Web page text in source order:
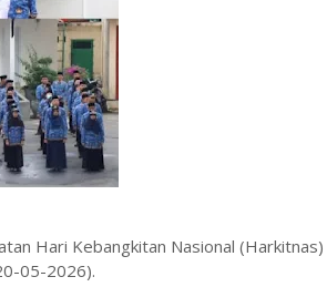
Hari Kebangkitan Nasional (Harkitnas)
05-2026).